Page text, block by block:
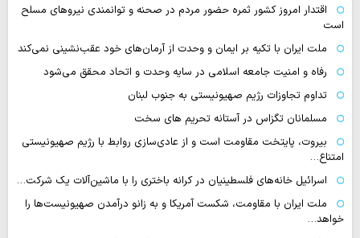
اقتدار امروز کشور ثمره حضور مردم در صحنه و توانمندی نیروهای مسلح
است
ملت ایران با تکیه بر ایمان و وحدت از آرمان‌های خود عقب‌نشینی نمی‌کند
رفاه و امنیت جامعه اسلامی در سایه وحدت و اتحاد محقق می‌شود
تداوم تجاوزات رژیم صهیونیستی به جنوب لبنان
مسلمانان تگزاس در آستانه تحریم های سخت
بیروت، پایتخت مقاومت است و از عادی‌سازی روابط با رژیم صهیونیستی
امتناع…
اسرائیل خانه‌های فلسطینیان در کرانه باختری را با ماشین‌آلات یک شرکت…
ملت ایران با مقاومت، شکست آمریکا و به زانو درآمدن صهیونیست‌ها را
خواهد…